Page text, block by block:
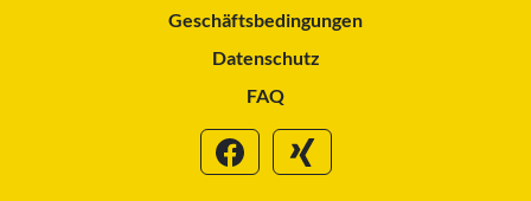
Geschäftsbedingungen
Datenschutz
FAQ